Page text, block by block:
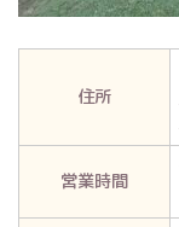
住所
営業時間